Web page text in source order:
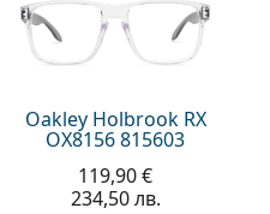
Oakley Holbrook RX
OX8156 815603
119,90 €
234,50 лв.